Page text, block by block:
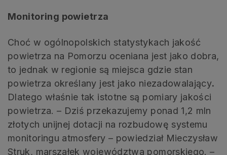
Monitoring powietrza
Choć w ogólnopolskich statystykach jakość
powietrza na Pomorzu oceniana jest jako dobra,
to jednak w regionie są miejsca gdzie stan
powietrza określany jest jako niezadowalający.
Dlatego właśnie tak istotne są pomiary jakości
powietrza. – Dziś przekazujemy ponad 1,2 mln
złotych unijnej dotacji na rozbudowę systemu
monitoringu atmosfery – powiedział Mieczysław
Struk, marszałek województwa pomorskiego. –